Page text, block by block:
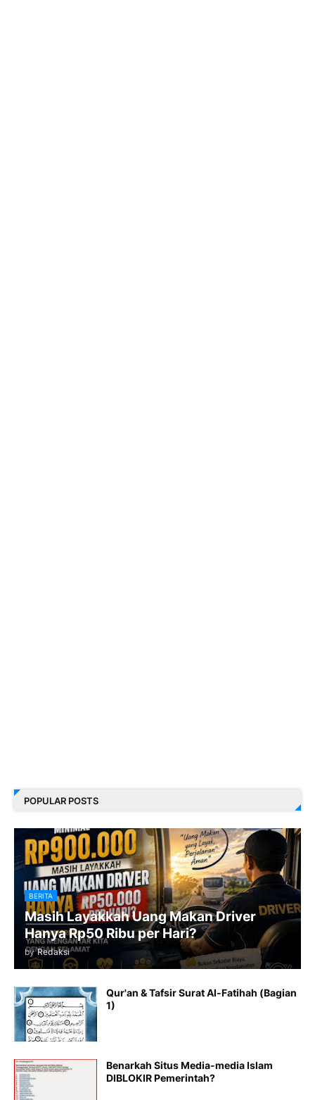
POPULAR POSTS
BERITA
Masih Layakkah Uang Makan Driver
Hanya Rp50 Ribu per Hari?
by Redaksi
Qur'an & Tafsir Surat Al-Fatihah (Bagian
1)
Benarkah Situs Media-media Islam
DIBLOKIR Pemerintah?